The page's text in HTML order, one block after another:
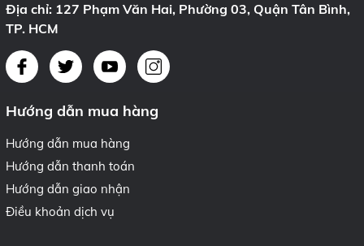
Địa chỉ: 127 Phạm Văn Hai, Phường 03, Quận Tân Bình,
TP. HCM
Hướng dẫn mua hàng
Hướng dẫn mua hàng
Hướng dẫn thanh toán
Hướng dẫn giao nhận
Điều khoản dịch vụ